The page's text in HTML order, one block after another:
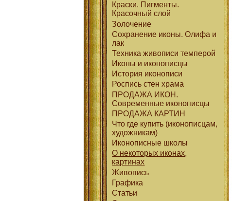
Краски. Пигменты.
Красочный слой
Золочение
Сохранение иконы. Олифа и
лак
Техника живописи темперой
Иконы и иконописцы
История иконописи
Роспись стен храма
ПРОДАЖА ИКОН.
Современные иконописцы
ПРОДАЖА КАРТИН
Что где купить (иконописцам,
художникам)
Иконописные школы
О некоторых иконах,
картинах
Живопись
Графика
Статьи